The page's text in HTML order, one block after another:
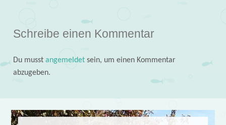
Schreibe einen Kommentar
Du musst angemeldetsein, um einen Kommentar
abzugeben.